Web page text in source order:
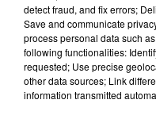
LA CENTRALE
TOUJOURS À
detect fraud, and fix errors;
Save and communicate
process personal data such
following functionalities:
requested; Use precise
other data sources; Link
information transmitted